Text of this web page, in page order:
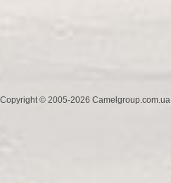
Copyright © 2005-2026